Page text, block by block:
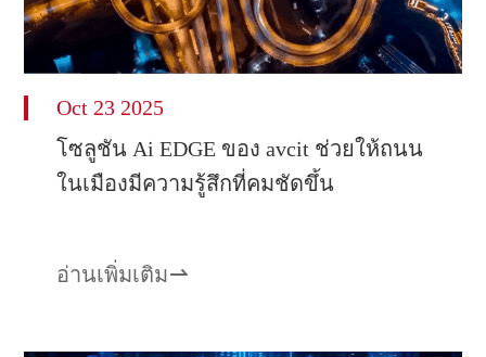
Oct 23 2025
โซลูชัน Ai EDGE ของ avcit ช่วยให้ถนน
ในเมืองมีความรู้สึกที่คมชัดขึ้น
อ่านเพิ่มเติม